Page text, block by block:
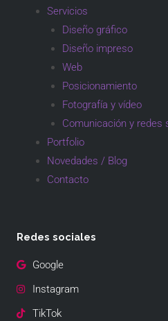
Servicios
Diseño gráfico
Diseño impreso
Web
Posicionamiento
Fotografía y vídeo
Comunicación y redes
Portfolio
Novedades / Blog
Contacto
Redes sociales
Google
Instagram
TikTok